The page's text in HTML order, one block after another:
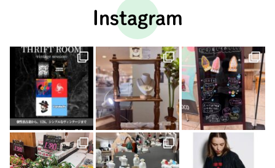
Instagram